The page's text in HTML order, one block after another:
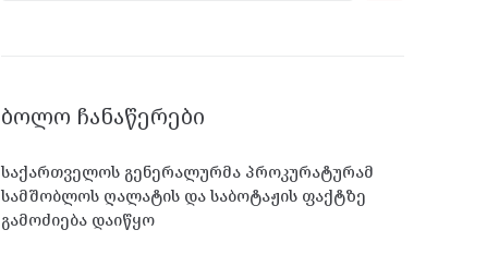
ᲑᲝᲚᲝ ᲩᲐᲜᲐᲬᲔᲠᲔᲑᲘ
საქართველოს გენერალურმა პროკურატურამ
სამშობლოს ღალატის და საბოტაჟის ფაქტზე
გამოძიება დაიწყო